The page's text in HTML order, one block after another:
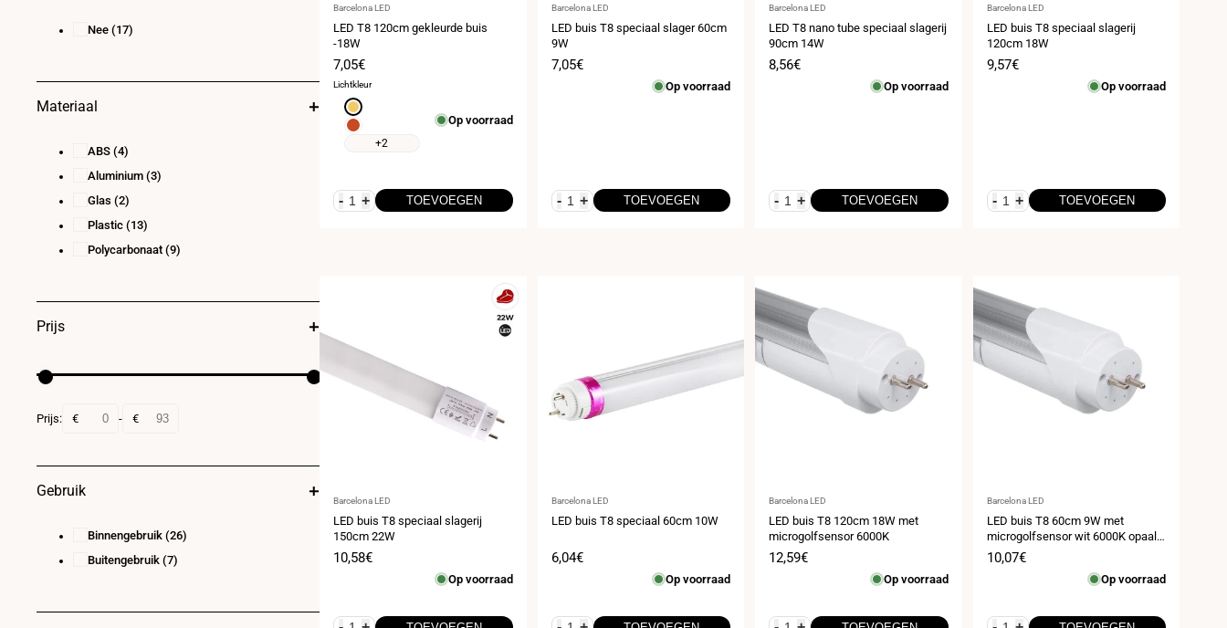
Leverancier:
Barcelona LED
LED T8 120cm gekleurde buis
-18W
Verkoopprijs
7,05€
Lichtkleur
Geel
Rood
+2
Op voorraad
- + TOEVOEGEN
Leverancier:
Barcelona LED
LED buis T8 speciaal slager 60cm
9W
Verkoopprijs
7,05€
Op voorraad
- + TOEVOEGEN
Leverancier:
Barcelona LED
LED T8 nano tube speciaal slagerij
90cm 14W
Verkoopprijs
8,56€
Op voorraad
- + TOEVOEGEN
Leverancier:
Barcelona LED
LED buis T8 speciaal slagerij
120cm 18W
Verkoopprijs
9,57€
Op voorraad
- + TOEVOEGEN
Leverancier:
Barcelona LED
LED buis T8 speciaal slagerij
150cm 22W
Verkoopprijs
10,58€
Op voorraad
Leverancier:
Barcelona LED
LED buis T8 speciaal 60cm 10W
Verkoopprijs
6,04€
Op voorraad
Leverancier:
Barcelona LED
LED buis T8 120cm 18W met
microgolfsensor 6000K
Verkoopprijs
12,59€
Op voorraad
Leverancier:
Barcelona LED
LED buis T8 60cm 9W met
microgolfsensor wit 6000K opaal
glas
Verkoopprijs
10,07€
Op voorraad
Nee (17)
Materiaal
ABS (4)
Aluminium (3)
Glas (2)
Plastic (13)
Polycarbonaat (9)
Prijs
Prijs: € - €
Gebruik
Binnengebruik (26)
Buitengebruik (7)